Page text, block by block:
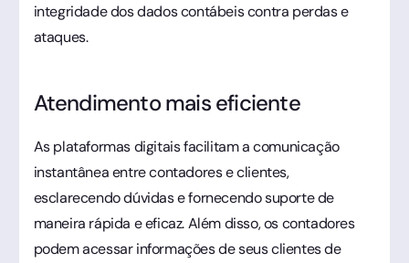
integridade dos dados contábeis contra perdas e
ataques.
Atendimento mais eficiente
As plataformas digitais facilitam a comunicação
instantânea entre contadores e clientes,
esclarecendo dúvidas e fornecendo suporte de
maneira rápida e eficaz. Além disso, os contadores
podem acessar informações de seus clientes de